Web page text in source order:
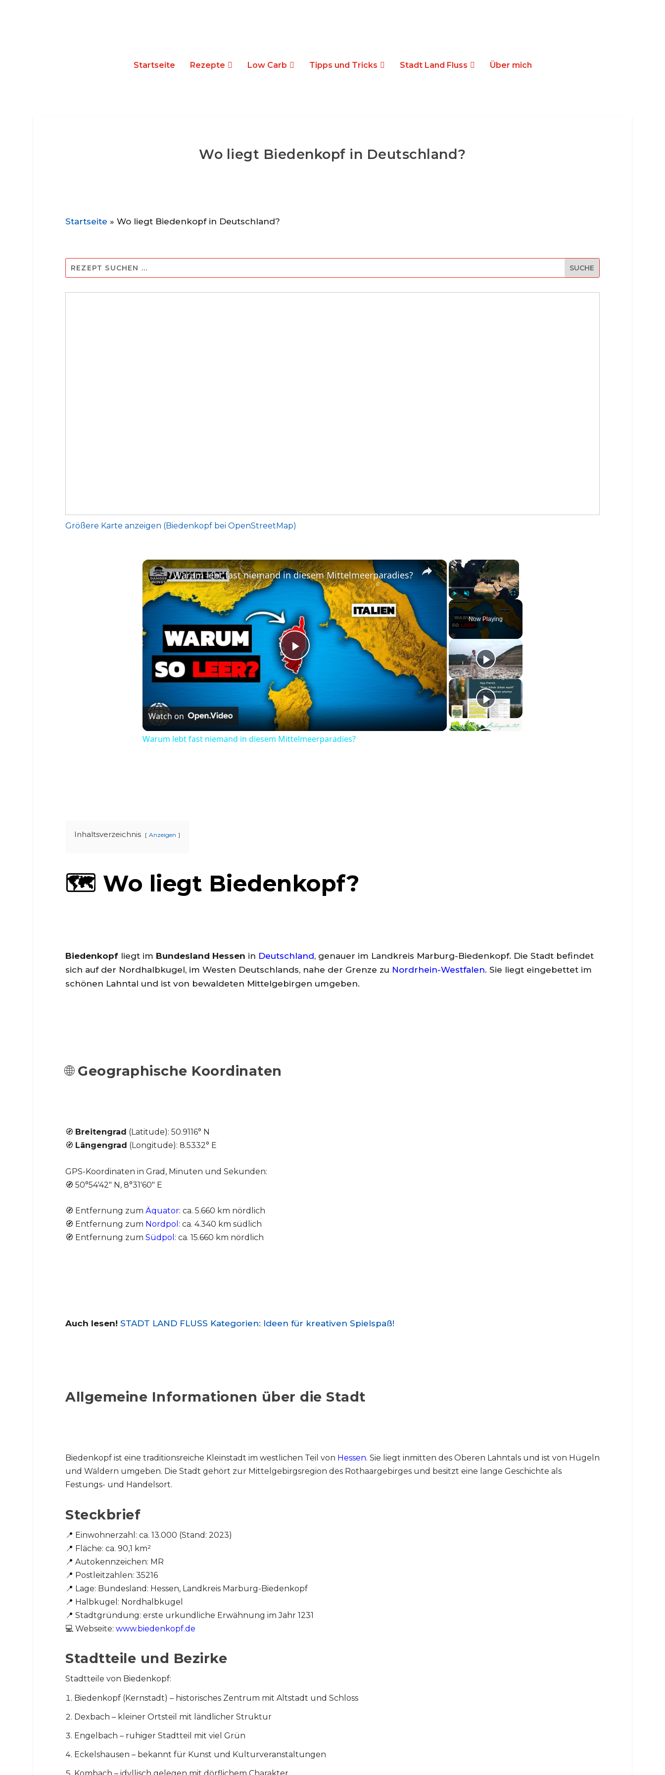
Startseite Rezepte Low Carb Tipps und Tricks Stadt Land Fluss Über mich
Wo liegt Biedenkopf in Deutschland?
Startseite » Wo liegt Biedenkopf in Deutschland?
Größere Karte anzeigen (Biedenkopf bei OpenStreetMap)
×
Play Unmute Fullscreen
Now Playing
×
Play
Video
Warum lebt fast niemand in diesem Mittelmeerparadies?
Watch on
Warum lebt fast niemand in diesem Mittelmeerparadies?
Inhaltsverzeichnis Anzeigen
🗺️ Wo liegt Biedenkopf?
Biedenkopf liegt im Bundesland Hessen in Deutschland, genauer im Landkreis Marburg-Biedenkopf. Die Stadt befindet
sich auf der Nordhalbkugel, im Westen Deutschlands, nahe der Grenze zu Nordrhein-Westfalen. Sie liegt eingebettet im
schönen Lahntal und ist von bewaldeten Mittelgebirgen umgeben.
🌐 Geographische Koordinaten
🧭 Breitengrad (Latitude): 50.9116° N
🧭 Längengrad (Longitude): 8.5332° E
GPS-Koordinaten in Grad, Minuten und Sekunden:
🧭 50°54′42″ N, 8°31′60″ E
🧭 Entfernung zum Äquator: ca. 5.660 km nördlich
🧭 Entfernung zum Nordpol : ca. 4.340 km südlich
🧭 Entfernung zum Südpol : ca. 15.660 km nördlich
Auch lesen! STADT LAND FLUSS Kategorien: Ideen für kreativen Spielspaß!
Allgemeine Informationen über die Stadt
Biedenkopf ist eine traditionsreiche Kleinstadt im westlichen Teil von Hessen. Sie liegt inmitten des Oberen Lahntals und ist von Hügeln
und Wäldern umgeben. Die Stadt gehört zur Mittelgebirgsregion des Rothaargebirges und besitzt eine lange Geschichte als
Festungs- und Handelsort.
Steckbrief
📍 Einwohnerzahl: ca. 13.000 (Stand: 2023)
📍 Fläche: ca. 90,1 km²
📍 Autokennzeichen: MR
📍 Postleitzahlen: 35216
📍 Lage: Bundesland: Hessen, Landkreis Marburg-Biedenkopf
📍 Halbkugel: Nordhalbkugel
📍 Stadtgründung: erste urkundliche Erwähnung im Jahr 1231
💻 Webseite: www.biedenkopf.de
Stadtteile und Bezirke
Stadtteile von Biedenkopf:
Biedenkopf (Kernstadt) – historisches Zentrum mit Altstadt und Schloss
Dexbach – kleiner Ortsteil mit ländlicher Struktur
Engelbach – ruhiger Stadtteil mit viel Grün
Eckelshausen – bekannt für Kunst und Kulturveranstaltungen